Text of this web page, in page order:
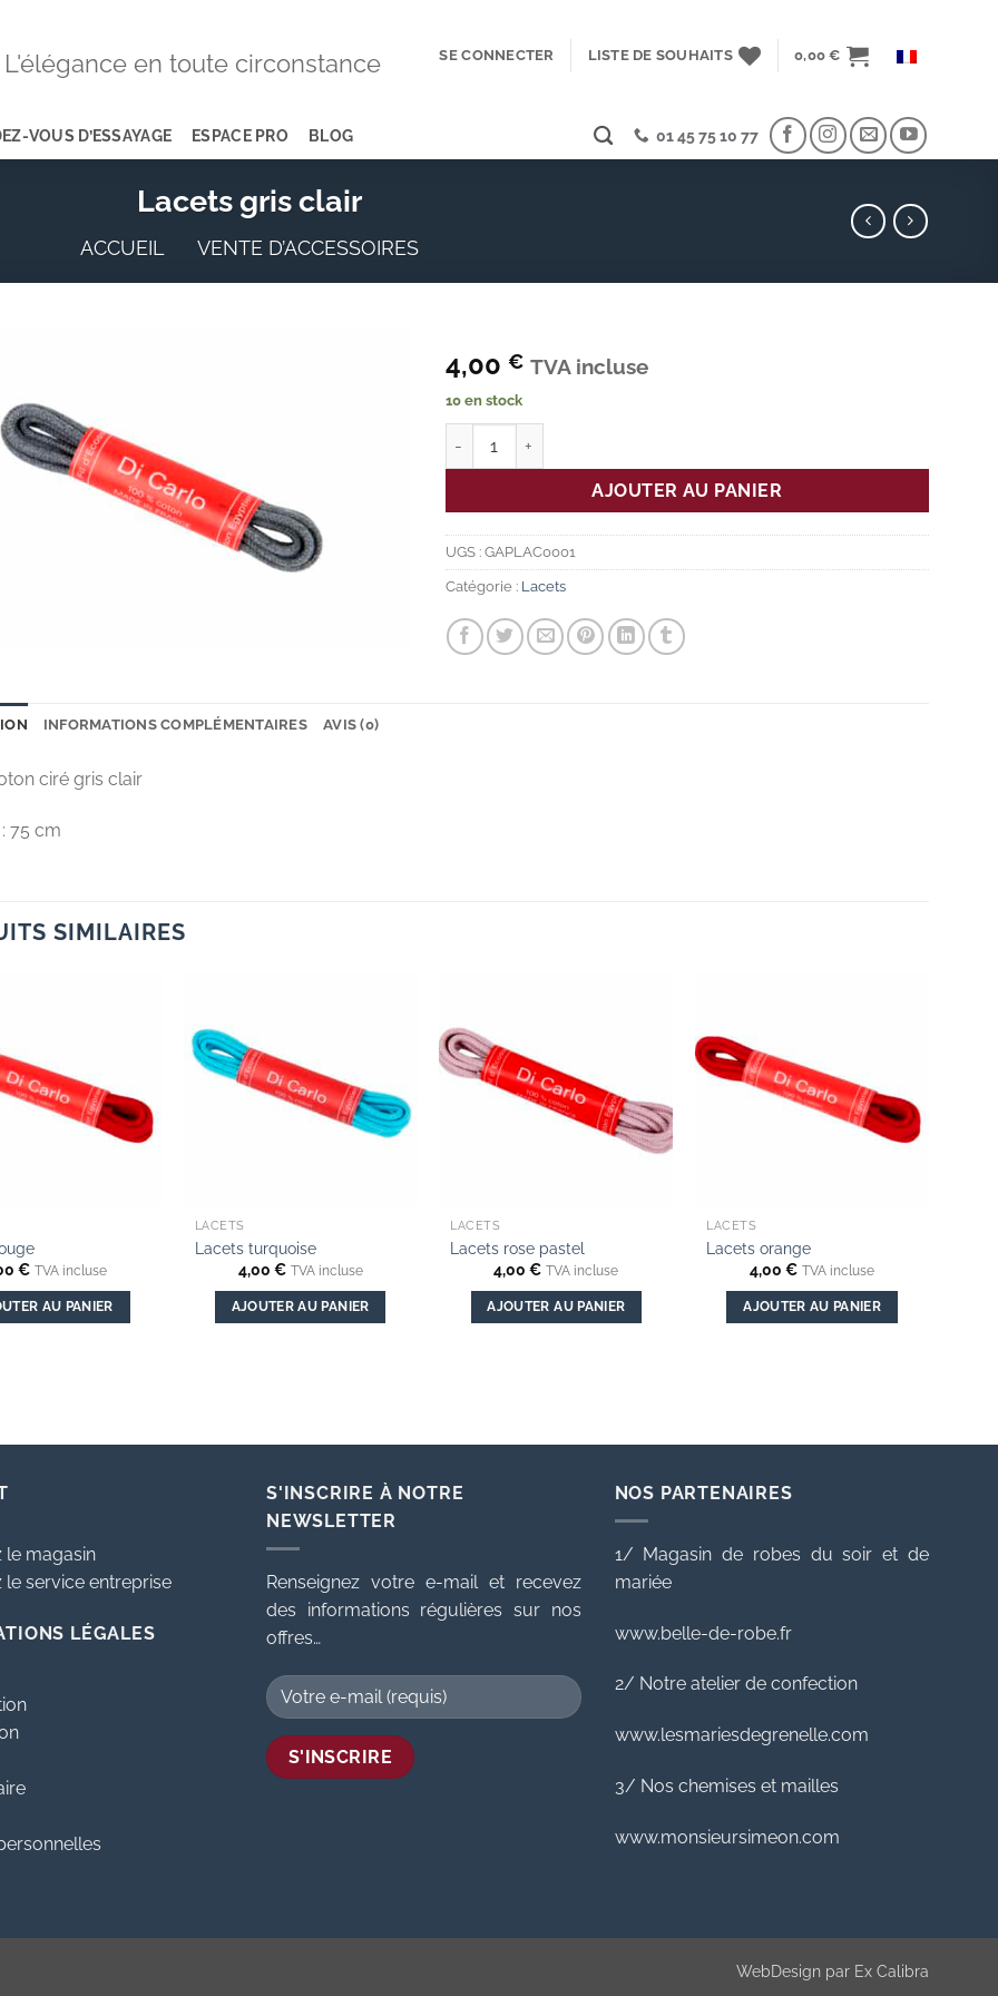
L'élégance en toute circonstance SE CONNECTER LISTE DE SOUHAITS 0,00€
VOUS D’ESSAYAGE ESPACE PRO BLOG 01 45 75 10 77
Lacets gris clair
ACCUEIL VENTE D’ACCESSOIRES
4,00 € TVA incluse
10 en stock
AJOUTER AU PANIER
UGS : GAPLAC0001
Catégorie : Lacets
INFORMATIONS COMPLÉMENTAIRES AVIS (0)
ciré gris clair
75 cm
SIMILAIRES
€ TVA incluse
AU PANIER
LACETS
Lacets turquoise
4,00 € TVA incluse
AJOUTER AU PANIER
LACETS
Lacets rose pastel
4,00€ TVA incluse
AJOUTER AU PANIER
LACETS
Lacets orange
4,00€ TVA incluse
AJOUTER AU PANIER
le magasin
le service entreprise
LÉGALES
S'INSCRIRE À NOTRE
NEWSLETTER
Renseignez votre e-mail et recevez
des informations régulières sur nos
offres…
NOS PARTENAIRES
1/ Magasin de robes du soir et de
mariée
www.belle-de-robe.fr
2/ Notre atelier de confection
www.lesmariesdegrenelle.com
3/ Nos chemises et mailles
www.monsieursimeon.com
WebDesign par Ex Calibra